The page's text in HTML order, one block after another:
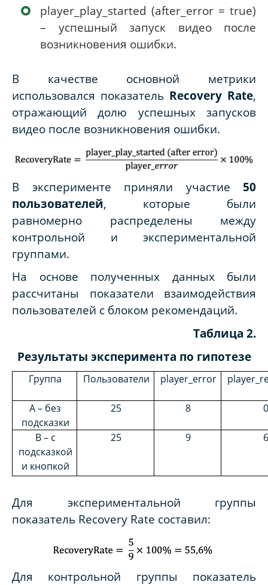
player_play_started (after_error = true)
– успешный запуск видео после
возникновения ошибки.
В качестве основной метрики
использовался показатель Recovery Rate,
отражающий долю успешных запусков
видео после возникновения ошибки.
В эксперименте приняли участие 50
пользователей, которые были
равномерно распределены между
контрольной и экспериментальной
группами.
На основе полученных данных были
рассчитаны показатели взаимодействия
пользователей с блоком рекомендаций.
Таблица 2.
Результаты эксперимента по гипотезе
Группа Пользователи player_error
A – без
подсказки
25 8
В – с
подсказкой
и кнопкой
25 9
Для экспериментальной группы
показатель Recovery Rate составил:
Для контрольной группы показатель